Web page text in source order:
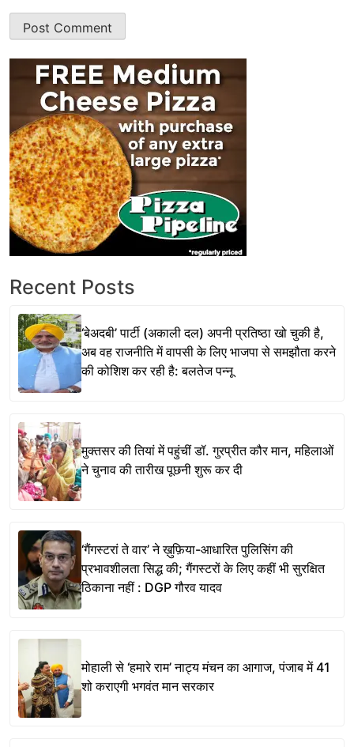
Recent Posts
‘बेअदबी’ पार्टी (अकाली दल) अपनी प्रतिष्ठा खो चुकी है,
अब वह राजनीति में वापसी के लिए भाजपा से समझौता करने
की कोशिश कर रही है: बलतेज पन्नू
मुक्तसर की तियां में पहुंचीं डॉ. गुरप्रीत कौर मान, महिलाओं
ने चुनाव की तारीख पूछनी शुरू कर दी
‘गैंगस्टरां ते वार’ ने ख़ुफ़िया-आधारित पुलिसिंग की
प्रभावशीलता सिद्ध की; गैंगस्टरों के लिए कहीं भी सुरक्षित
ठिकाना नहीं : DGP गौरव यादव
मोहाली से ‘हमारे राम’ नाट्य मंचन का आगाज, पंजाब में 41
शो कराएगी भगवंत मान सरकार